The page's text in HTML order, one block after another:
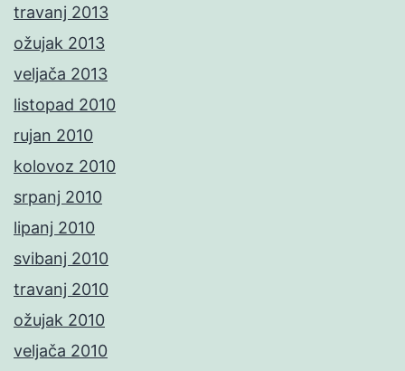
travanj 2013
ožujak 2013
veljača 2013
listopad 2010
rujan 2010
kolovoz 2010
srpanj 2010
lipanj 2010
svibanj 2010
travanj 2010
ožujak 2010
veljača 2010